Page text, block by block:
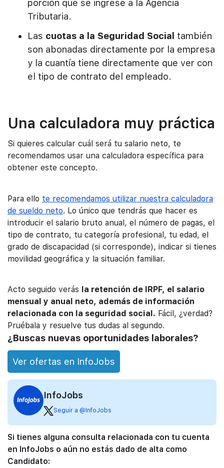
porción que se ingrese a la Agencia
Tributaria.
Las cuotas a la Seguridad Social también
son abonadas directamente por la empresa
y la cuantía tiene directamente que ver con
el tipo de contrato del empleado.
Una calculadora muy práctica
Si quieres calcular cuál será tu salario neto, te
recomendamos usar una calculadora específica para
obtener este concepto.
Para ello te recomendamos utilizar nuestra calculadora
de sueldo neto. Lo único que tendrás que hacer es
introducir el salario bruto anual, el número de pagas, el
tipo de contrato, tu categoría profesional, tu edad, el
grado de discapacidad (si corresponde), indicar si tienes
movilidad geográfica y la situación familiar.
Acto seguido verás la retención de IRPF, el salario
mensual y anual neto, además de información
relacionada con la seguridad social. Fácil, ¿verdad?
Pruébala y resuelve tus dudas al segundo.
¿Buscas nuevas oportunidades laborales?
Ver ofertas en InfoJobs
InfoJobs
Seguir a @InfoJobs
Si tienes alguna consulta relacionada con tu cuenta
en InfoJobs o aún no estás dado de alta como
Candidato: